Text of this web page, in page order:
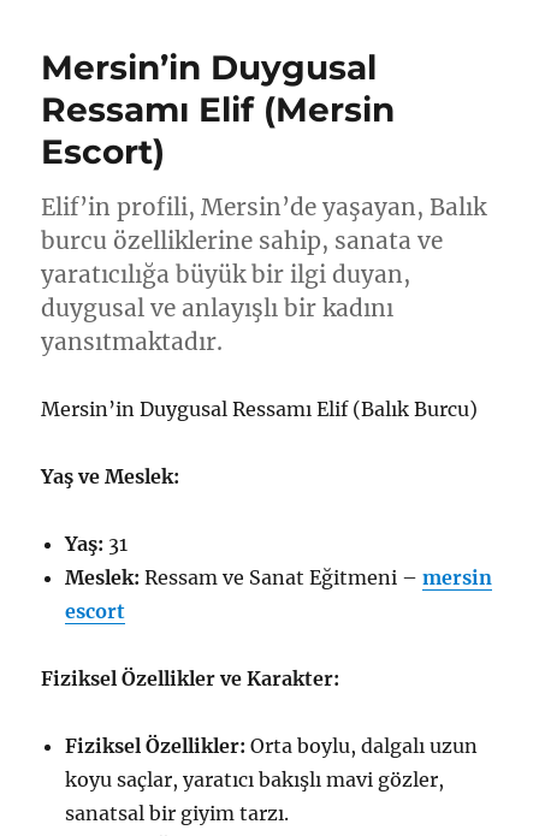
(Mersin
Escortları)
için
Mersin’in Duygusal
Ressamı Elif (Mersin
Escort)
Elif’in profili, Mersin’de yaşayan, Balık
burcu özelliklerine sahip, sanata ve
yaratıcılığa büyük bir ilgi duyan,
duygusal ve anlayışlı bir kadını
yansıtmaktadır.
Mersin’in Duygusal Ressamı Elif (Balık Burcu)
Yaş ve Meslek:
Yaş: 31
Meslek: Ressam ve Sanat Eğitmeni –mersin
escort
Fiziksel Özellikler ve Karakter:
Fiziksel Özellikler: Orta boylu, dalgalı uzun
koyu saçlar, yaratıcı bakışlı mavi gözler,
sanatsal bir giyim tarzı.